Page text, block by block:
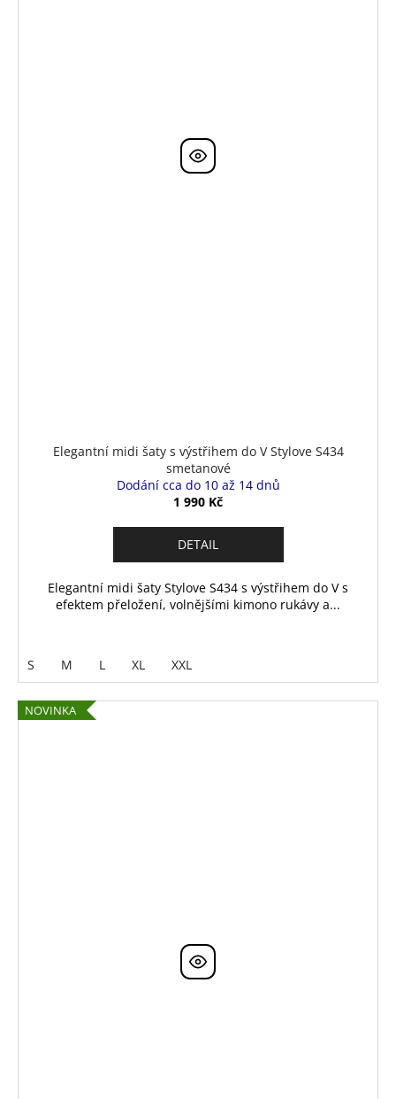
Elegantní midi šaty s výstřihem do V Stylove S434
smetanové
Dodání cca do 10 až 14 dnů
1 990 Kč
DETAIL
Elegantní midi šaty Stylove S434 s výstřihem do V s
efektem přeložení, volnějšími kimono rukávy a...
S M L XL XXL
NOVINKA